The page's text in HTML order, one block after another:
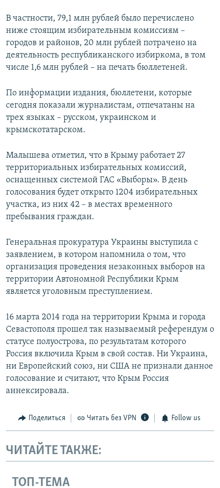
В частности, 79,1 млн рублей было перечислено
ниже стоящим избирательным комиссиям –
городов и районов, 20 млн рублей потрачено на
деятельность республиканского избиркома, в том
числе 1,6 млн рублей – на печать бюллетеней.
По информации издания, бюллетени, которые
сегодня показали журналистам, отпечатаны на
трех языках – русском, украинском и
крымскотатарском.
Малышева отметил, что в Крыму работает 27
территориальных избирательных комиссий,
оснащенных системой ГАС «Выборы». В день
голосования будет открыто 1204 избирательных
участка, из них 42 – в местах временного
пребывания граждан.
Генеральная прокуратура Украины выступила с
заявлением, в котором напомнила о том, что
организация проведения незаконных выборов на
территории Автономной Республики Крым
является уголовным преступлением.
16 марта 2014 года на территории Крыма и города
Севастополя прошел так называемый референдум о
статусе полуострова, по результатам которого
Россия включила Крым в свой состав. Ни Украина,
ни Европейский союз, ни США не признали данное
голосование и считают, что Крым Россия
аннексировала.
Поделиться Читать без VPN Follow us
ЧИТАЙТЕ ТАКЖЕ:
ТОП-ТЕМА